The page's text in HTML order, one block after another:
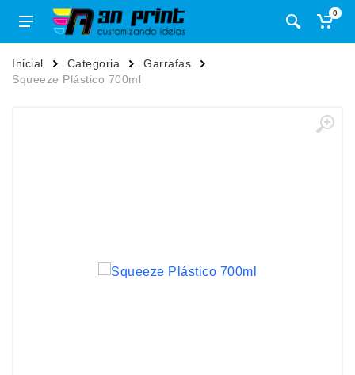
0
Inicial Categoria
Garrafas
Squeeze Plástico 700ml